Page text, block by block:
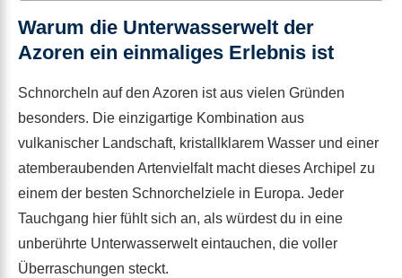
Warum die Unterwasserwelt der
Azoren ein einmaliges Erlebnis ist
Schnorcheln auf den Azoren ist aus vielen Gründen
besonders. Die einzigartige Kombination aus
vulkanischer Landschaft, kristallklarem Wasser und einer
atemberaubenden Artenvielfalt macht dieses Archipel zu
einem der besten Schnorchelziele in Europa. Jeder
Tauchgang hier fühlt sich an, als würdest du in eine
unberührte Unterwasserwelt eintauchen, die voller
Überraschungen steckt.